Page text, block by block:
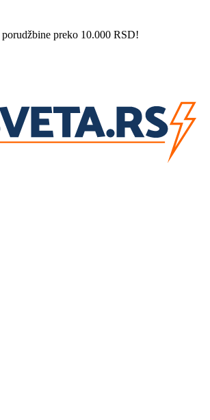
porudžbine preko 10.000 RSD!